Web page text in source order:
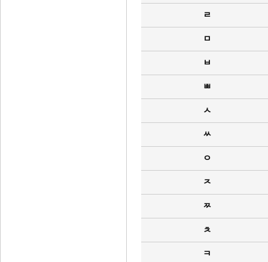
ㄹ
ㅁ
ㅂ
ㅃ
ㅅ
ㅆ
ㅇ
ㅈ
ㅉ
ㅊ
ㅋ